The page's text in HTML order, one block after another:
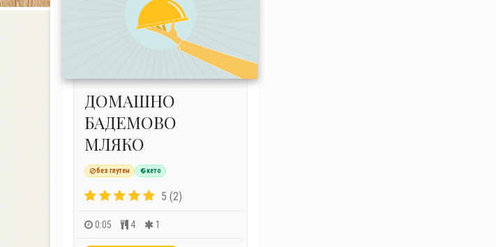
ДОМАШНО
БАДЕМОВО
МЛЯКО
без глутен кето
5 (2)
0:05 4 1